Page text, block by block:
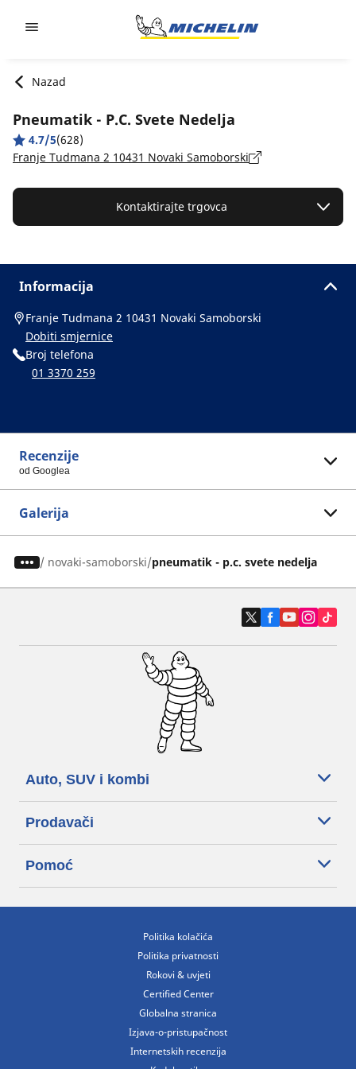
Nazad
Pneumatik - P.C. Svete Nedelja
4.7/5(628)
Franje Tudmana 2 10431 Novaki Samoborski
Kontaktirajte trgovca
Informacija
Franje Tudmana 2 10431 Novaki Samoborski
Dobiti smjernice
Broj telefona
01 3370 259
Recenzije
od Googlea
Galerija
/ novaki-samoborski pneumatik - p.c. svete nedelja
Auto, SUV i kombi
Prodavači
Pomoć
Politika kolačića
Politika privatnosti
Rokovi & uvjeti
Certified Center
Globalna stranica
Izjava-o-pristupačnost
Internetskih recenzija